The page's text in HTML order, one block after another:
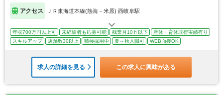
アクセス ＪＲ東海道本線(熱海－米原) 西岐阜駅
年収700万円以上可 未経験者も応募可能 残業月10ｈ以下
産休・育休取得実績有り
スキルアップ
店舗数30以上 積極採用中 夏～秋入職可 WEB面接OK
求人の詳細を見る この求人に興味がある